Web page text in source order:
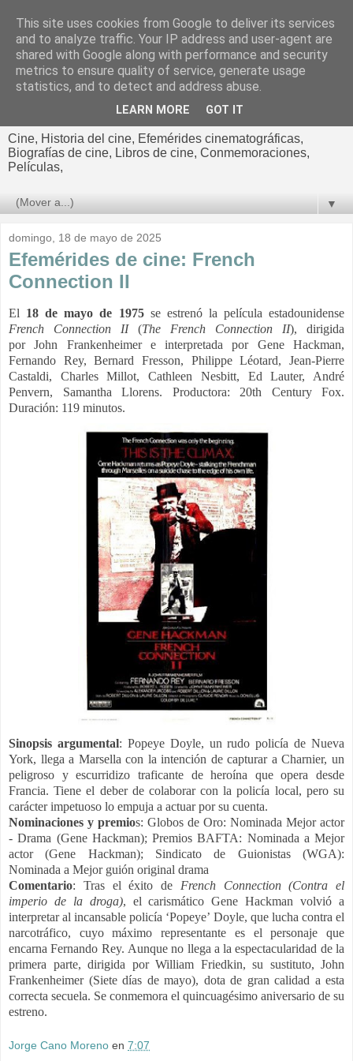
El cultural
cinematográfico de Jorge
Cine, Historia del cine, Efemérides cinematográficas,
Biografías de cine, Libros de cine, Conmemoraciones,
Películas,
▼
domingo, 18 de mayo de 2025
Efemérides de cine: French
Connection II
El 18 de mayo de 1975se estrenó la película estadounidense
French Connection II(The French Connection II), dirigida
por John Frankenheimer e interpretada por Gene Hackman,
Fernando Rey, Bernard Fresson, Philippe Léotard, Jean-Pierre
Castaldi, Charles Millot, Cathleen Nesbitt, Ed Lauter, André
Penvern, Samantha Llorens. Productora: 20th Century Fox.
Duración: 119 minutos.
Sinopsis argumental: Popeye Doyle, un rudo policía de Nueva
York, llega a Marsella con la intención de capturar a Charnier, un
peligroso y escurridizo traficante de heroína que opera desde
Francia. Tiene el deber de colaborar con la policía local, pero su
carácter impetuoso lo empuja a actuar por su cuenta.
Nominaciones y premios: Globos de Oro: Nominada Mejor actor
- Drama (Gene Hackman); Premios BAFTA: Nominada a Mejor
actor (Gene Hackman); Sindicato de Guionistas (WGA):
Nominada a Mejor guión original drama
Comentario: Tras el éxito de French Connection (Contra el
imperio de la droga), el carismático Gene Hackman volvió a
interpretar al incansable policía ‘Popeye’ Doyle, que lucha contra el
narcotráfico, cuyo máximo representante es el personaje que
encarna Fernando Rey. Aunque no llega a la espectacularidad de la
primera parte, dirigida por William Friedkin, su sustituto, John
Frankenheimer (Siete días de mayo), dota de gran calidad a esta
correcta secuela. Se conmemora el quincuagésimo aniversario de su
estreno.
Jorge Cano Moreno en 7:07
This site uses cookies from Google to deliver its services
and to analyze traffic. Your IP address and user-agent are
shared with Google along with performance and security
metrics to ensure quality of service, generate usage
statistics, and to detect and address abuse.
LEARN MORE GOT IT